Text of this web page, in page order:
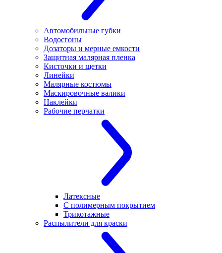
Автомобильные губки
Водосгоны
Дозаторы и мерные емкости
Защитная малярная пленка
Кисточки и щетки
Линейки
Малярные костюмы
Маскировочные валики
Наклейки
Рабочие перчатки
Латексные
С полимерным покрытием
Трикотажные
Распылители для краски